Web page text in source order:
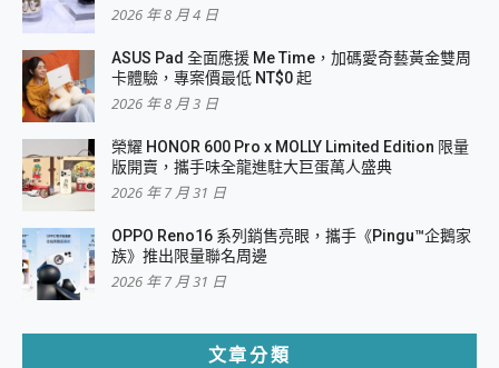
2026 年 8 月 4 日
ASUS Pad 全面應援 Me Time，加碼愛奇藝黃金雙周
卡體驗，專案價最低 NT$0 起
2026 年 8 月 3 日
榮耀 HONOR 600 Pro x MOLLY Limited Edition 限量
版開賣，攜手味全龍進駐大巨蛋萬人盛典
2026 年 7 月 31 日
OPPO Reno16 系列銷售亮眼，攜手《Pingu™企鵝家
族》推出限量聯名周邊
2026 年 7 月 31 日
文章分類